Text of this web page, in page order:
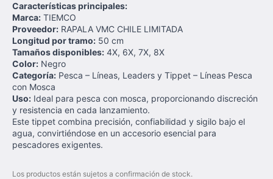
Características principales:
Marca: TIEMCO
Proveedor: RAPALA VMC CHILE LIMITADA
Longitud por tramo: 50 cm
Tamaños disponibles: 4X, 6X, 7X, 8X
Color: Negro
Categoría: Pesca – Líneas, Leaders y Tippet – Líneas Pesca
con Mosca
Uso: Ideal para pesca con mosca, proporcionando discreción
y resistencia en cada lanzamiento.
Este tippet combina precisión, confiabilidad y sigilo bajo el
agua, convirtiéndose en un accesorio esencial para
pescadores exigentes.
Los productos están sujetos a confirmación de stock.